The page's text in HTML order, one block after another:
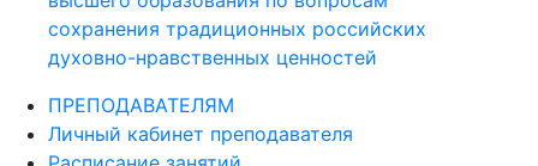
сохранения традиционных российских
духовно-нравственных ценностей
ПРЕПОДАВАТЕЛЯМ
Личный кабинет преподавателя